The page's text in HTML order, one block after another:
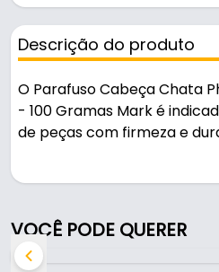
Descrição do produto
O Parafuso Cabeça Chata
- 100 Gramas Mark é
de peças com firmeza e
Fabricado em Aço, é
diário.
VOCÊ PODE QUERER